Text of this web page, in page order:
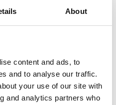
About
content and ads, to
and to analyse our traffic.
your use of our site with
and analytics partners who
caliente (HIP)